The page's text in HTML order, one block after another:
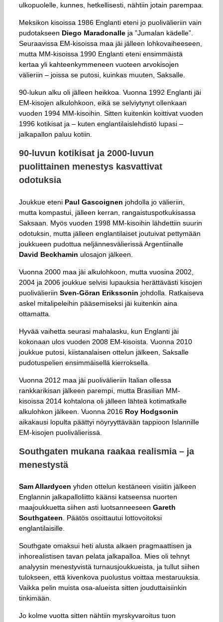
ulkopuolelle, kunnes, hetkellisesti, nähtiin jotain parempaa.
Meksikon kisoissa 1986 Englanti eteni jo puolivälieriin vain
pudotakseen Diego Maradonalle ja ”Jumalan kädelle”.
Seuraavissa EM-kisoissa maa jäi jälleen lohkovaiheeseen,
mutta MM-kisoissa 1990 Englanti eteni ensimmäistä
kertaa yli kahteenkymmeneen vuoteen arvokisojen
välieriin – joissa se putosi, kuinkas muuten, Saksalle.
90-lukun alku oli jälleen heikkoa. Vuonna 1992 Englanti jäi
EM-kisojen alkulohkoon, eikä se selviytynyt ollenkaan
vuoden 1994 MM-kisoihin. Sitten kuitenkin koittivat vuoden
1996 kotikisat ja – kuten englantilaislehdistö lupasi –
jalkapallon paluu kotiin.
90-luvun kotikisat ja 2000-luvun
puolittainen menestys kasvattivat
odotuksia
Joukkue eteni Paul Gascoignen johdolla jo välieriin,
mutta kompastui, jälleen kerran, rangaistuspotkukisassa
Saksaan. Myös vuoden 1998 MM-kisoihin lähdettiin suurin
odotuksin, mutta jälleen englantilaiset joutuivat pettymään
joukkueen pudottua neljännesvälierissä Argentiinalle
David Beckhamin ulosajon jälkeen.
Vuonna 2000 maa jäi alkulohkoon, mutta vuosina 2002,
2004 ja 2006 joukkue selvisi lupauksia herättävästi kisojen
puolivälieriin Sven-Göran Erikssonin johdolla. Ratkaiseva
askel mitalipeleihin pääsemiseksi jäi kuitenkin aina
ottamatta.
Hyvää vaihetta seurasi mahalasku, kun Englanti jäi
kokonaan ulos vuoden 2008 EM-kisoista. Vuonna 2010
joukkue putosi, kiistanalaisen ottelun jälkeen, Saksalle
pudotuspelien ensimmäisellä kierroksella.
Vuonna 2012 maa jäi puolivälieriin Italian ollessa
rankkarikisan jälkeen parempi, mutta Brasilian MM-
kisoissa 2014 kohtalona oli jälleen lähteä kotimatkalle
alkulohkon jälkeen. Vuonna 2016 Roy Hodgsonin
aikakausi lopulta päättyi nöyryyttävään tappioon Islannille
EM-kisojen puolivälierissä.
Southgaten mukana raakaa realismia – ja
menestystä
Sam Allardycen yhden ottelun kestäneen visiitin jälkeen
Englannin jalkapalloliitto käänsi katseensa nuorten
maajoukkuetta siihen asti luotsanneeseen Gareth
Southgateen. Päätös osoittautui lottovoitoksi
englantilaisille.
Southgate omaksui heti alusta alkaen pragmaattisen ja
inhorealistisen tavan pelata jalkapalloa. Mies oli tehnyt
analyysin menestyvistä turnausjoukkueista, ja tullut siihen
tulokseen, että kivenkova puolustus voittaa mestaruuksia.
Vaikka pelin muista osa-alueista sitten jouduttaisiinkin
tinkimään.
Jo kolme vuotta sitten nähtiin myrskyvaroitus tuon